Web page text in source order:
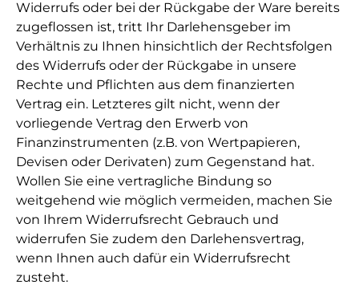
Widerrufs oder bei der Rückgabe der Ware bereits
zugeflossen ist, tritt Ihr Darlehensgeber im
Verhältnis zu Ihnen hinsichtlich der Rechtsfolgen
des Widerrufs oder der Rückgabe in unsere
Rechte und Pflichten aus dem finanzierten
Vertrag ein. Letzteres gilt nicht, wenn der
vorliegende Vertrag den Erwerb von
Finanzinstrumenten (z.B. von Wertpapieren,
Devisen oder Derivaten) zum Gegenstand hat.
Wollen Sie eine vertragliche Bindung so
weitgehend wie möglich vermeiden, machen Sie
von Ihrem Widerrufsrecht Gebrauch und
widerrufen Sie zudem den Darlehensvertrag,
wenn Ihnen auch dafür ein Widerrufsrecht
zusteht.